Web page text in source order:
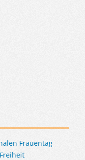
Frauentag –